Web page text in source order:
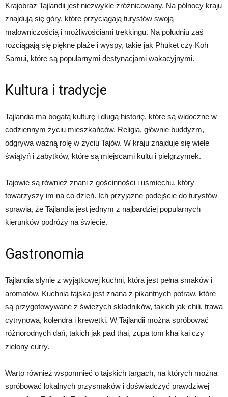
Krajobraz Tajlandii jest niezwykle zróżnicowany. Na północy kraju
znajdują się góry, które przyciągają turystów swoją
malowniczością i możliwościami trekkingu. Na południu zaś
rozciągają się piękne plaże i wyspy, takie jak Phuket czy Koh
Samui, które są popularnymi destynacjami wakacyjnymi.
Kultura i tradycje
Tajlandia ma bogatą kulturę i długą historię, które są widoczne w
codziennym życiu mieszkańców. Religia, głównie buddyzm,
odgrywa ważną rolę w życiu Tajów. W kraju znajduje się wiele
świątyń i zabytków, które są miejscami kultu i pielgrzymek.
Tajowie są również znani z gościnności i uśmiechu, który
towarzyszy im na co dzień. Ich przyjazne podejście do turystów
sprawia, że Tajlandia jest jednym z najbardziej popularnych
kierunków podróży na świecie.
Gastronomia
Tajlandia słynie z wyjątkowej kuchni, która jest pełna smaków i
aromatów. Kuchnia tajska jest znana z pikantnych potraw, które
są przygotowywane z świeżych składników, takich jak chili, trawa
cytrynowa, kolendra i krewetki. W Tajlandii można spróbować
różnorodnych dań, takich jak pad thai, zupa tom kha kai czy
zielony curry.
Warto również wspomnieć o tajskich targach, na których można
spróbować lokalnych przysmaków i doświadczyć prawdziwej